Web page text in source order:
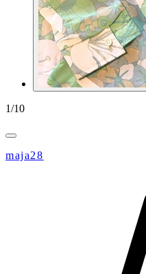
1/10
maja28